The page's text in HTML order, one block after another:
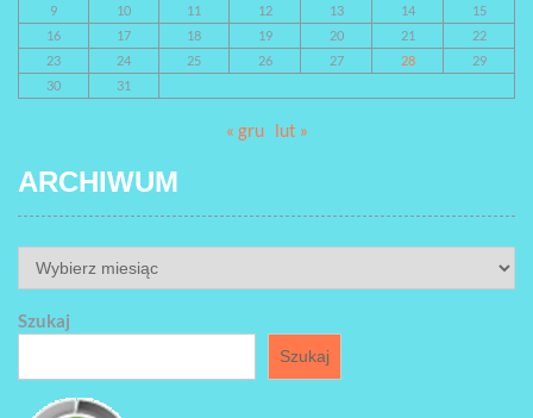
9
10 11 12 13 14
15
16
17 18 19 20 21
22
23
24 25 26 27 28
29
30
31
« gru lut »
ARCHIWUM
ARCHIWUM
Szukaj
Szukaj